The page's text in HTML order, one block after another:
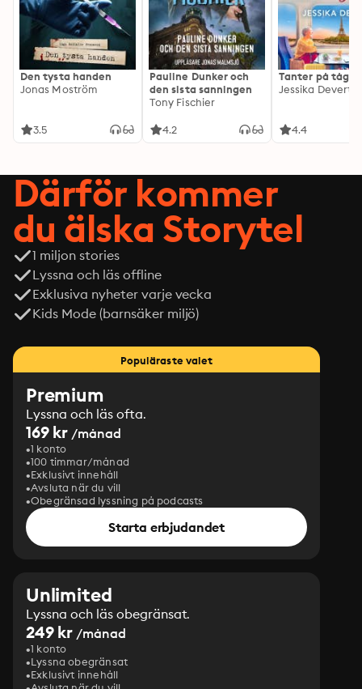
Den tysta handen
Jonas Moström
3.5
Pauline Dunker och
den sista sanningen
Tony Fischier
4.2
Tanter på tåg
Jessika Devert
4.4
Därför kommer
du älska Storytel
1 miljon stories
Lyssna och läs offline
Exklusiva nyheter varje vecka
Kids Mode (barnsäker miljö)
Populäraste valet
Premium
Lyssna och läs ofta.
169 kr /månad
1 konto
100 timmar/månad
Exklusivt innehåll
Avsluta när du vill
Obegränsad lyssning på podcasts
Starta erbjudandet
Unlimited
Lyssna och läs obegränsat.
249 kr /månad
1 konto
Lyssna obegränsat
Exklusivt innehåll